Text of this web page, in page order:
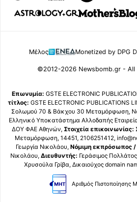
Μέλος Monetized by DPG
©2012-2026 Newsbomb.gr - All
Επωνυμία: GSTE ELECTRONIC
τίτλος: GSTE ELECTRONIC PUBLICATIONS
Σολωμού 70 & Βάκχου 30 Μεταμόρφωση,
Ελληνικό Υποκατάστημα Αλλοδαπής
ΔΟΥ ΦΑΕ Αθηνών, Στοιχεία επικοινωνίας:
Μεταμόρφωση, 14451, 2106251412,
Γεωργία Νικολάου, Νόμιμη εκπρόσωπος /
Νικολάου, Διευθυντής: Γεράσιμος
Χρυσούλα Γρίβα, Δικαιούχος domain
Αριθμός Πιστοποίησης